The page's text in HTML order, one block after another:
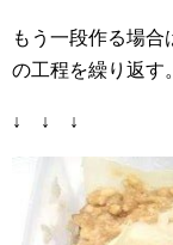
もう一段作る場合
の工程を繰り返す。
↓ ↓ ↓